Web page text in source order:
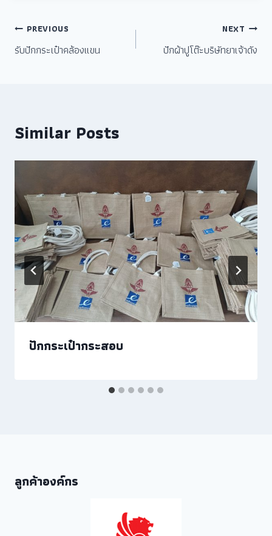
PREVIOUS
รับปักกระเป๋าคล้องแขน
NEXT
ปักผ้าปูโต๊ะบริษัทยาเจ้าดัง
Similar Posts
ปักกระเป๋ากระสอบ
ลูกค้าองค์กร